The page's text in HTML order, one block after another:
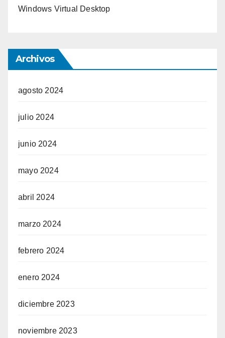
Windows Virtual Desktop
Archivos
agosto 2024
julio 2024
junio 2024
mayo 2024
abril 2024
marzo 2024
febrero 2024
enero 2024
diciembre 2023
noviembre 2023